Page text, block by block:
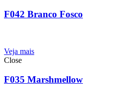
F042 Branco Fosco
Veja mais
Close
F035 Marshmellow